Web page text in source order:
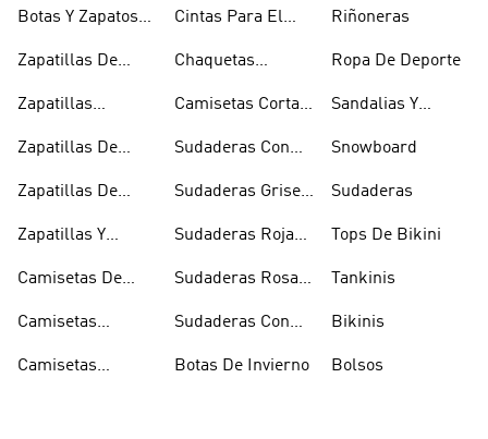
Botas Y Zapatos
Zapatillas De
Zapatillas
Zapatillas De
Zapatillas De
Zapatillas Y
Camisetas De
Camisetas
Camisetas
Cintas Para El
Chaquetas
Camisetas Cortas
Sudaderas Con
Sudaderas Grises
Sudaderas Rojas
Sudaderas Rosas
Sudaderas Con
Botas De Invierno
Riñoneras
Ropa De Deporte
Sandalias Y
Snowboard
Sudaderas
Tops De Bikini
Tankinis
Bikinis
Bolsos